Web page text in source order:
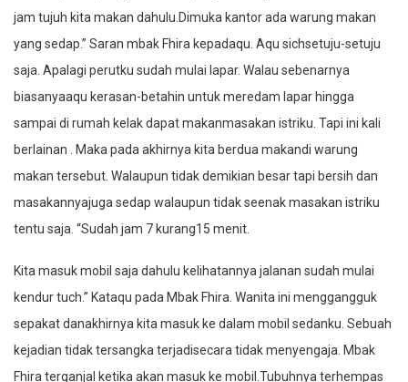
jam tujuh kita makan dahulu.Dimuka kantor ada warung makan
yang sedap.” Saran mbak Fhira kepadaqu. Aqu sichsetuju-setuju
saja. Apalagi perutku sudah mulai lapar. Walau sebenarnya
biasanyaaqu kerasan-betahin untuk meredam lapar hingga
sampai di rumah kelak dapat makanmasakan istriku. Tapi ini kali
berlainan . Maka pada akhirnya kita berdua makandi warung
makan tersebut. Walaupun tidak demikian besar tapi bersih dan
masakannyajuga sedap walaupun tidak seenak masakan istriku
tentu saja. “Sudah jam 7 kurang15 menit.
Kita masuk mobil saja dahulu kelihatannya jalanan sudah mulai
kendur tuch.” Kataqu pada Mbak Fhira. Wanita ini menggangguk
sepakat danakhirnya kita masuk ke dalam mobil sedanku. Sebuah
kejadian tidak tersangka terjadisecara tidak menyengaja. Mbak
Fhira terganjal ketika akan masuk ke mobil.Tubuhnya terhempas